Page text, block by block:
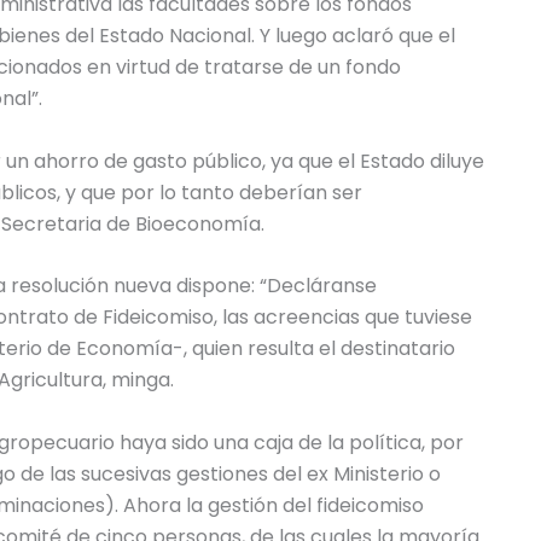
del Estado Nacional. Y luego aclaró que el
en virtud de tratarse de un fondo
ahorro de gasto público, ya que el Estado diluye
y que por lo tanto deberían ser
de Bioeconomía.
nueva dispone: “Decláranse
de Fideicomiso, las acreencias que tuviese
de Economía-, quien resulta el destinatario
minga.
haya sido una caja de la política, por
las sucesivas gestiones del ex Ministerio o
Ahora la gestión del fideicomiso